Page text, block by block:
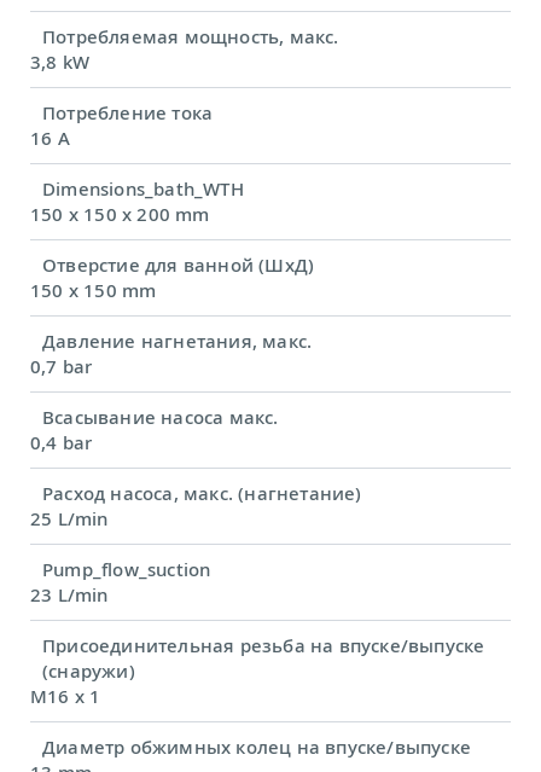
Потребляемая мощность, макс.
3,8 kW
Потребление тока
16 A
Dimensions_bath_WTH
150 x 150 x 200 mm
Отверстие для ванной (ШхД)
150 x 150 mm
Давление нагнетания, макс.
0,7 bar
Всасывание насоса макс.
0,4 bar
Расход насоса, макс. (нагнетание)
25 L/min
Pump_flow_suction
23 L/min
Присоединительная резьба на впуске/выпуске
(снаружи)
M16 x 1
Диаметр обжимных колец на впуске/выпуске